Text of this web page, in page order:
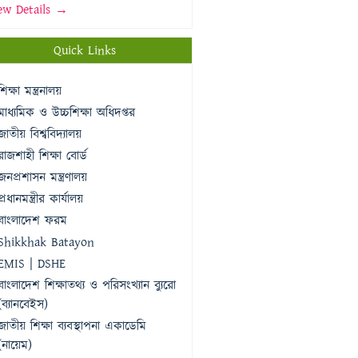
Details →
Quick Links
মন্ত্রনালয়
ও উচ্চশিক্ষা অধিদপ্তর
বিশ্ববিদ্যালয়
শিক্ষা বোর্ড
মন্ত্রণালয়
কার্যালয়
ফরম
Batayon
| DSHE
শিক্ষাতথ্য ও পরিসংখ্যান ব্যুরো
শিক্ষা ব্যবস্থাপনা একাডেমি